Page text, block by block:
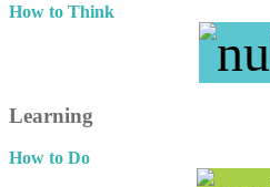
How to Think
Learning
How to Do